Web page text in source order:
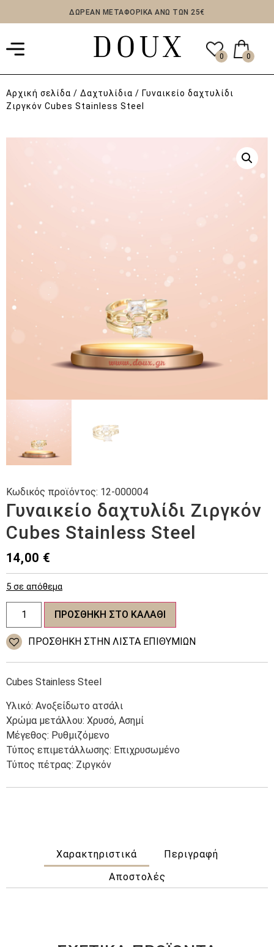
ΔΩΡΕΑΝ ΜΕΤΑΦΟΡΙΚΑ ΑΝΩ ΤΩΝ 25€
0 0
Αρχική σελίδα / Δαχτυλίδια / Γυναικείο δαχτυλίδι
Ζιργκόν Cubes Stainless Steel
Γυναικείο δαχτυλίδι Ζιργκόν
Cubes Stainless Steel
14,00 €
Cubes Stainless Steel
Υλικό: Ανοξείδωτο ατσάλι
Χρώμα μετάλλου: Χρυσό, Ασημί
Μέγεθος: Ρυθμιζόμενο
Τύπος επιμετάλλωσης: Επιχρυσωμένο
Τύπος πέτρας: Ζιργκόν
5 σε απόθεμα
Γυναικείο
δαχτυλίδι
Ζιργκόν
Cubes
Stainless
ποσότητα
ΠΡΟΣΘΉΚΗ ΣΤΟ ΚΑΛΆΘΙ
ΠΡΌΣΘΉΚΗ ΣΤΗΝ ΛΊΣΤΑ ΕΠΙΘΥΜΙΏΝ
Κωδικός προϊόντος: 12-000004
Χαρακτηριστικά
Περιγραφή
Αποστολές